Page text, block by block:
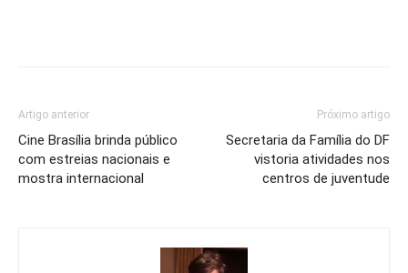
Artigo anterior
Cine Brasília brinda público
com estreias nacionais e
mostra internacional
Próximo artigo
Secretaria da Família do DF
vistoria atividades nos
centros de juventude